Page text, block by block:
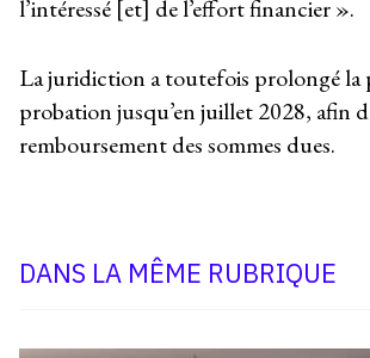
l’intéressé [et] de l’effort financier ».
La juridiction a toutefois prolongé la
probation jusqu’en juillet 2028, afin
remboursement des sommes dues.
DANS LA MÊME RUBRIQUE